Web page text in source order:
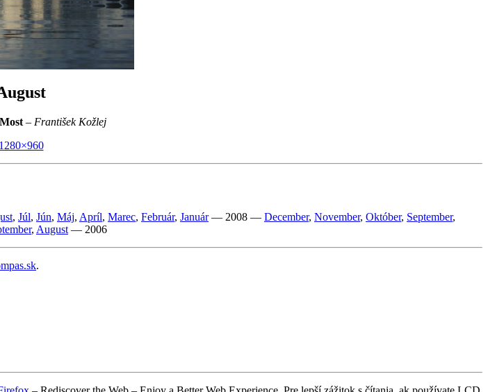
– František Kožlej
1280×960
, Júl, Jún, Máj, Apríl, Marec, Február, Január— 2008 — December, November, Október, September,
, August — 2006
.